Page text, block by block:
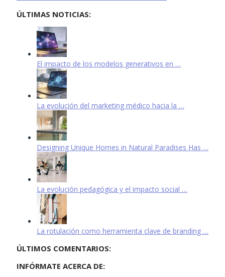
ÚLTIMAS NOTICIAS:
El impacto de los modelos generativos en …
La evolución del marketing médico hacia la …
Designing Unique Homes in Natural Paradises Has …
La evolución pedagógica y el impacto social …
La rotulación como herramienta clave de branding …
ÚLTIMOS COMENTARIOS:
INFÓRMATE ACERCA DE: